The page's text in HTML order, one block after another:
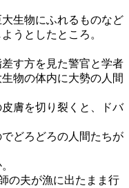
生物にふれるものなど
うとしたところ。
す方を見た警官と学者
物の体内に大勢の人間
膚を切り裂くと、ドバ
どろどろの人間たちが
の夫が漁に出たまま行